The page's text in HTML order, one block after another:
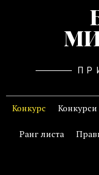
Конкурс
Ранг листа